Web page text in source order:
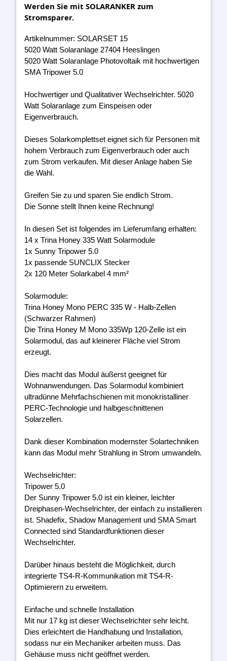
Werden Sie mit SOLARANKER zum
Stromsparer.
Artikelnummer: SOLARSET 15
5020 Watt Solaranlage 27404 Heeslingen
5020 Watt Solaranlage Photovoltaik mit hochwertigen
SMA Tripower 5.0
Hochwertiger und Qualitativer Wechselrichter. 5020
Watt Solaranlage zum Einspeisen oder
Eigenverbrauch.
Dieses Solarkomplettset eignet sich für Personen mit
hohem Verbrauch zum Eigenverbrauch oder auch
zum Strom verkaufen. Mit dieser Anlage haben Sie
die Wahl.
Greifen Sie zu und sparen Sie endlich Strom.
Die Sonne stellt Ihnen keine Rechnung!
In diesen Set ist folgendes im Lieferumfang erhalten:
14 x Trina Honey 335 Watt Solarmodule
1x Sunny Tripower 5.0
1x passende SUNCLIX Stecker
2x 120 Meter Solarkabel 4 mm²
Solarmodule:
Trina Honey Mono PERC 335 W - Halb-Zellen
(Schwarzer Rahmen)
Die Trina Honey M Mono 335Wp 120-Zelle ist ein
Solarmodul, das auf kleinerer Fläche viel Strom
erzeugt.
Dies macht das Modul äußerst geeignet für
Wohnanwendungen. Das Solarmodul kombiniert
ultradünne Mehrfachschienen mit monokristalliner
PERC-Technologie und halbgeschnittenen
Solarzellen.
Dank dieser Kombination modernster Solartechniken
kann das Modul mehr Strahlung in Strom umwandeln.
Wechselrichter:
Tripower 5.0
Der Sunny Tripower 5.0 ist ein kleiner, leichter
Dreiphasen-Wechselrichter, der einfach zu installieren
ist. Shadefix, Shadow Management und SMA Smart
Connected sind Standardfunktionen dieser
Wechselrichter.
Darüber hinaus besteht die Möglichkeit, durch
integrierte TS4-R-Kommunikation mit TS4-R-
Optimierern zu erweitern.
Einfache und schnelle Installation
Mit nur 17 kg ist dieser Wechselrichter sehr leicht.
Dies erleichtert die Handhabung und Installation,
sodass nur ein Mechaniker arbeiten muss. Das
Gehäuse muss nicht geöffnet werden.